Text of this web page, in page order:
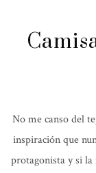
No me canso del
inspiración que
protagonista y si